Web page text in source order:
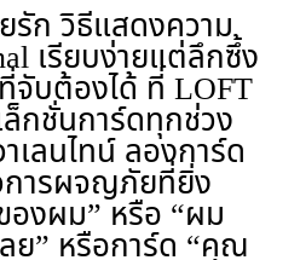
รัก วิธีแสดงความ
เรียบง่ายแต่ลึกซึ้ง
จับต้องได้ ที่ LOFT
กชั่นการ์ดทุกช่วง
เลนไทน์ ลองการ์ด
การผจญภัยที่ยิ่ง
งผม” หรือ “ผม
ย” หรือการ์ด “คุณ